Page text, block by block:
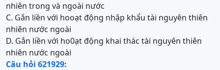
nhiên trong và ngoài nước
C. Gắn liền với hooạt động nhập khẩu tài nguyên thiên
nhiên nước ngoài
D. Gắn liền với ho0ạt động khai thác tài nguyên thiên
nhiên nước ngoài
Câu hỏi 621929: